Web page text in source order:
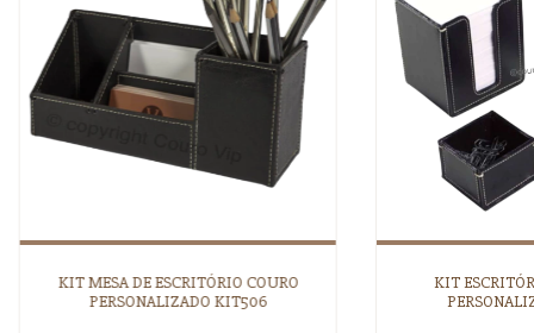
KIT MESA DE ESCRITÓRIO COURO
PERSONALIZADO KIT506
KIT